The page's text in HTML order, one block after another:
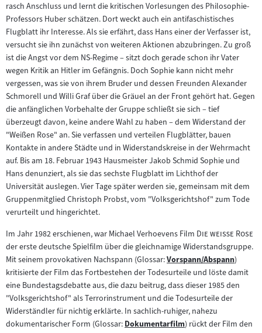
rasch Anschluss und lernt die kritischen Vorlesungen des Philosophie-
Professors Huber schätzen. Dort weckt auch ein antifaschistisches
Flugblatt ihr Interesse. Als sie erfährt, dass Hans einer der Verfasser ist,
versucht sie ihn zunächst von weiteren Aktionen abzubringen. Zu groß
ist die Angst vor dem NS-Regime – sitzt doch gerade schon ihr Vater
wegen Kritik an Hitler im Gefängnis. Doch Sophie kann nicht mehr
vergessen, was sie von ihrem Bruder und dessen Freunden Alexander
Schmorell und Willi Graf über die Gräuel an der Front gehört hat. Gegen
die anfänglichen Vorbehalte der Gruppe schließt sie sich – tief
überzeugt davon, keine andere Wahl zu haben – dem Widerstand der
"Weißen Rose" an. Sie verfassen und verteilen Flugblätter, bauen
Kontakte in andere Städte und in Widerstandskreise in der Wehrmacht
auf. Bis am 18. Februar 1943 Hausmeister Jakob Schmid Sophie und
Hans denunziert, als sie das sechste Flugblatt im Lichthof der
Universität auslegen. Vier Tage später werden sie, gemeinsam mit dem
Gruppenmitglied Christoph Probst, vom "Volksgerichtshof" zum Tode
verurteilt und hingerichtet.
Im Jahr 1982 erschienen, war Michael Verhoevens Film "Die weiße Rose
der erste deutsche Spielfilm über die gleichnamige Widerstandsgruppe.
Mit seinem provokativen Nachspann (Glossar:Zum
Inhalt:
Vorspann/Abspann)
kritisierte der Film das Fortbestehen der Todesurteile und löste damit
eine Bundestagsdebatte aus, die dazu beitrug, dass dieser 1985 den
"Volksgerichtshof" als Terrorinstrument und die Todesurteile der
Widerständler für nichtig erklärte. In sachlich-ruhiger, nahezu
dokumentarischer Form (Glossar:Zum
Dokumentarfilm) rückt der Film den